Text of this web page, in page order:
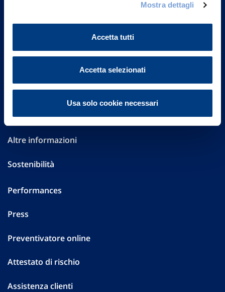
Mostra dettagli
Accetta tutti
Accetta selezionati
Usa solo cookie necessari
Governance
Investor Relations
Altre informazioni
Sostenibilità
Performances
Press
Preventivatore online
Attestato di rischio
Assistenza clienti